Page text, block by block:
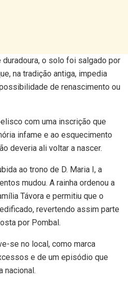
o solo foi salgado por
na tradição antiga, impedia
de renascimento ou
com uma inscrição que
infame e ao esquecimento
deveria ali voltar a nascer.
ao trono de D. Maria I, a
mudou. A rainha ordenou a
Távora e permitiu que o
revertendo assim parte
por Pombal.
se no local, como marca
e de um episódio que
nacional.